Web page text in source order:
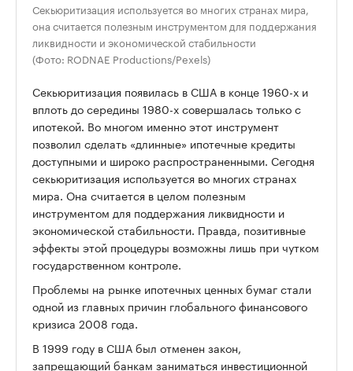
Секьюритизация используется во многих странах мира,
она считается полезным инструментом для поддержания
ликвидности и экономической стабильности
(Фото: RODNAE Productions/Pexels)
Секьюритизация появилась в США в конце 1960-х и
вплоть до середины 1980-х совершалась только с
ипотекой. Во многом именно этот инструмент
позволил сделать «длинные» ипотечные кредиты
доступными и широко распространенными. Сегодня
секьюритизация используется во многих странах
мира. Она считается в целом полезным
инструментом для поддержания ликвидности и
экономической стабильности. Правда, позитивные
эффекты этой процедуры возможны лишь при чутком
государственном контроле.
Проблемы на рынке ипотечных ценных бумаг стали
одной из главных причин глобального финансового
кризиса 2008 года.
В 1999 году в США был отменен закон,
запрещающий банкам заниматься инвестиционной